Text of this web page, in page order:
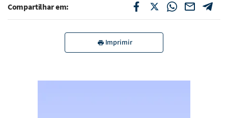
Compartilhar em:
Imprimir